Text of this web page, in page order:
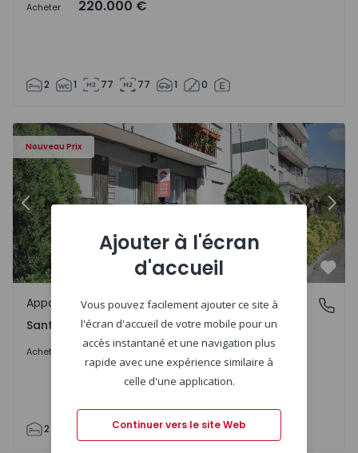
Acheter 220.000 €
2 1 77 77 1 0
Nouveau Prix
Appartement T2 Coimbra, Santa Apolónia - 1549996 - 1
Précédent
Santa Apolónia, Coimbra
Appartement
Santa Apolónia, Coimbra
Acheter 187.500 € 5%
2 66 0 0
Ajouter à l'écran
d'accueil
Vous pouvez facilement ajouter ce site à
l'écran d'accueil de votre mobile pour un
accès instantané et une navigation plus
rapide avec une expérience similaire à
celle d'une application.
Continuer vers le site Web